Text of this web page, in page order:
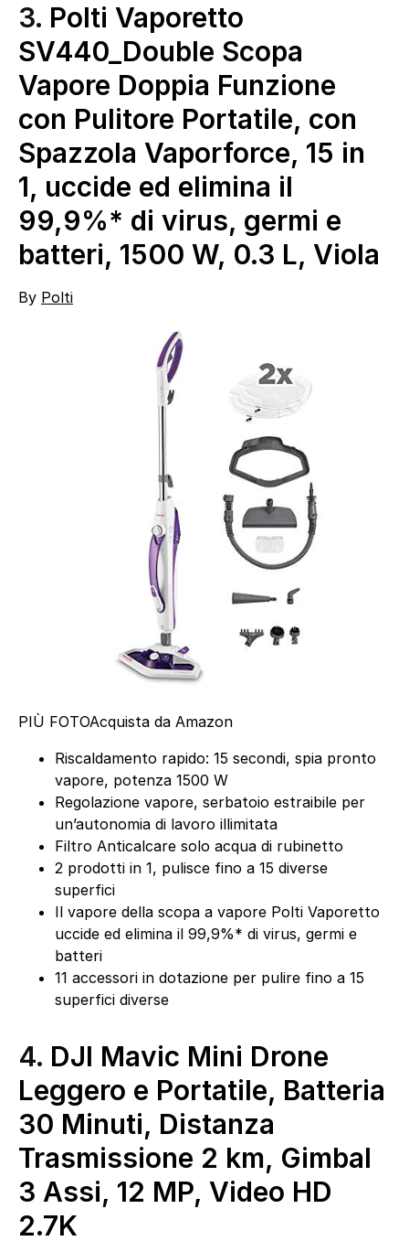
3. Polti Vaporetto
SV440_Double Scopa
Vapore Doppia Funzione
con Pulitore Portatile, con
Spazzola Vaporforce, 15 in
1, uccide ed elimina il
99,9%* di virus, germi e
batteri, 1500 W, 0.3 L, Viola
By Polti
PIÙ FOTOAcquista da Amazon
Riscaldamento rapido: 15 secondi, spia pronto
vapore, potenza 1500 W
Regolazione vapore, serbatoio estraibile per
un’autonomia di lavoro illimitata
Filtro Anticalcare solo acqua di rubinetto
2 prodotti in 1, pulisce fino a 15 diverse
superfici
Il vapore della scopa a vapore Polti Vaporetto
uccide ed elimina il 99,9%* di virus, germi e
batteri
11 accessori in dotazione per pulire fino a 15
superfici diverse
4. DJI Mavic Mini Drone
Leggero e Portatile, Batteria
30 Minuti, Distanza
Trasmissione 2 km, Gimbal
3 Assi, 12 MP, Video HD
2.7K